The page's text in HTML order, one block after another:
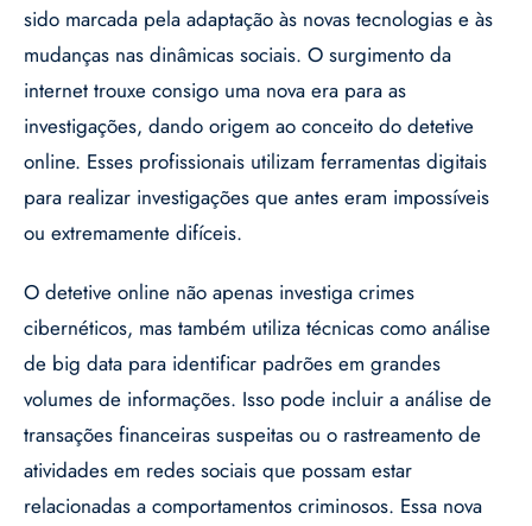
sido marcada pela adaptação às novas tecnologias e às
mudanças nas dinâmicas sociais. O surgimento da
internet trouxe consigo uma nova era para as
investigações, dando origem ao conceito do detetive
online. Esses profissionais utilizam ferramentas digitais
para realizar investigações que antes eram impossíveis
ou extremamente difíceis.
O detetive online não apenas investiga crimes
cibernéticos, mas também utiliza técnicas como análise
de big data para identificar padrões em grandes
volumes de informações. Isso pode incluir a análise de
transações financeiras suspeitas ou o rastreamento de
atividades em redes sociais que possam estar
relacionadas a comportamentos criminosos. Essa nova